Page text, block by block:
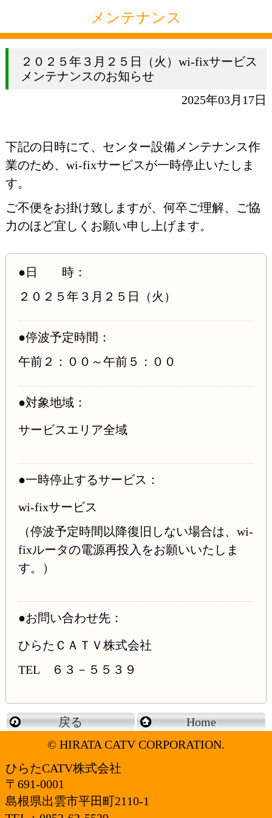
メンテナンス
２０２５年３月２５日（火）wi-fixサービス
メンテナンスのお知らせ
2025年03月17日
下記の日時にて、センター設備メンテナンス作
業のため、wi-fixサービスが一時停止いたしま
す。
ご不便をお掛け致しますが、何卒ご理解、ご協
力のほど宜しくお願い申し上げます。
●日 時：
２０２５年３月２５日（火）
●停波予定時間：
午前２：００～午前５：００
●対象地域：
サービスエリア全域
●一時停止するサービス：
wi-fixサービス
（停波予定時間以降復旧しない場合は、wi-
fixルータの電源再投入をお願いいたしま
す。）
●お問い合わせ先：
ひらたＣＡＴＶ株式会社
TEL ６３－５５３９
戻る
Home
© HIRATA CATV CORPORATION.
ひらたCATV株式会社
〒691-0001
島根県出雲市平田町2110-1